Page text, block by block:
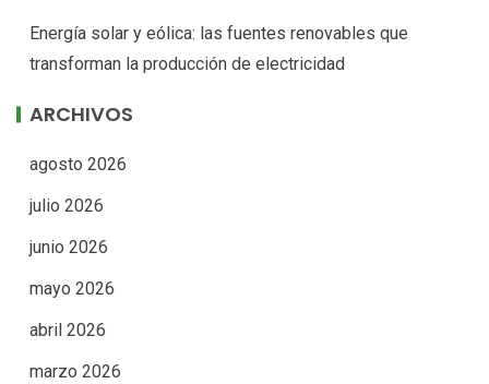
Energía solar y eólica: las fuentes renovables que
transforman la producción de electricidad
ARCHIVOS
agosto 2026
julio 2026
junio 2026
mayo 2026
abril 2026
marzo 2026